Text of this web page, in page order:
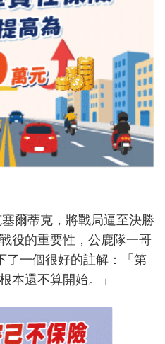
爾蒂克，將戰局逼至決勝
役的重要性，公鹿隊一哥
了一個很好的註解：「第
本還不算開始。」